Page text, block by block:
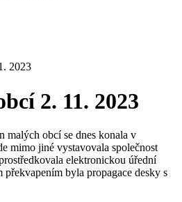
2023
2. 11. 2023
malých obcí se dnes konala v
mimo jiné vystavovala společnost
elektronickou úřední
byla propagace desky s